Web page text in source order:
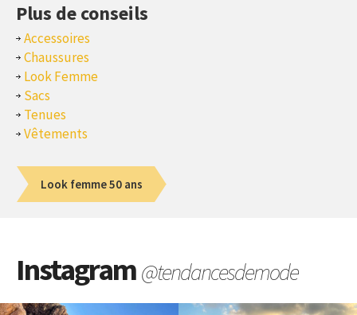
Plus de conseils
Accessoires
Chaussures
Look Femme
Sacs
Tenues
Vêtements
Look femme 50 ans
Instagram@tendancesdemode